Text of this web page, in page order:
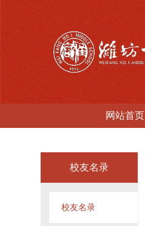
网站首页
校友名录
校友名录